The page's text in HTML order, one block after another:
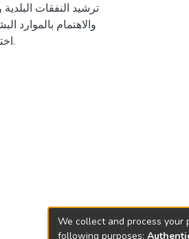
ترشيد النفقات
والاهتمام بالموارد
اختلال ميزانية البلديات أو على الأقل التخفيف من حدة الداء.
We collect and process your
following purposes: